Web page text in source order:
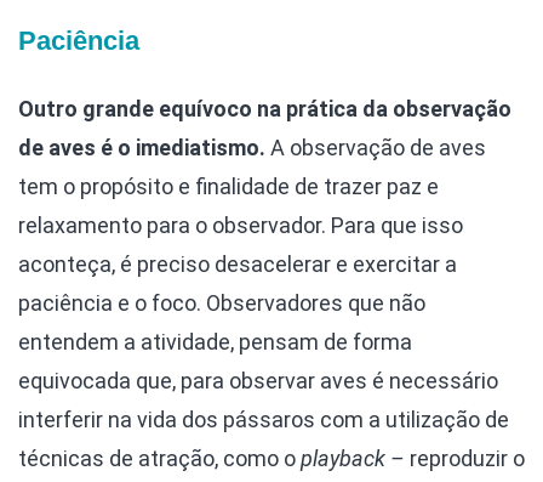
Paciência
Outro grande equívoco na prática da observação
de aves é o imediatismo. A observação de aves
tem o propósito e finalidade de trazer paz e
relaxamento para o observador. Para que isso
aconteça, é preciso desacelerar e exercitar a
paciência e o foco. Observadores que não
entendem a atividade, pensam de forma
equivocada que, para observar aves é necessário
interferir na vida dos pássaros com a utilização de
técnicas de atração, como oplayback – reproduzir o